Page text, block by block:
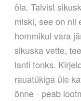
õla. Talvist
miski, see on nii
hommikul vara
sikuska vette,
lanti tonks.
rauatükiga üle
õnne - peab